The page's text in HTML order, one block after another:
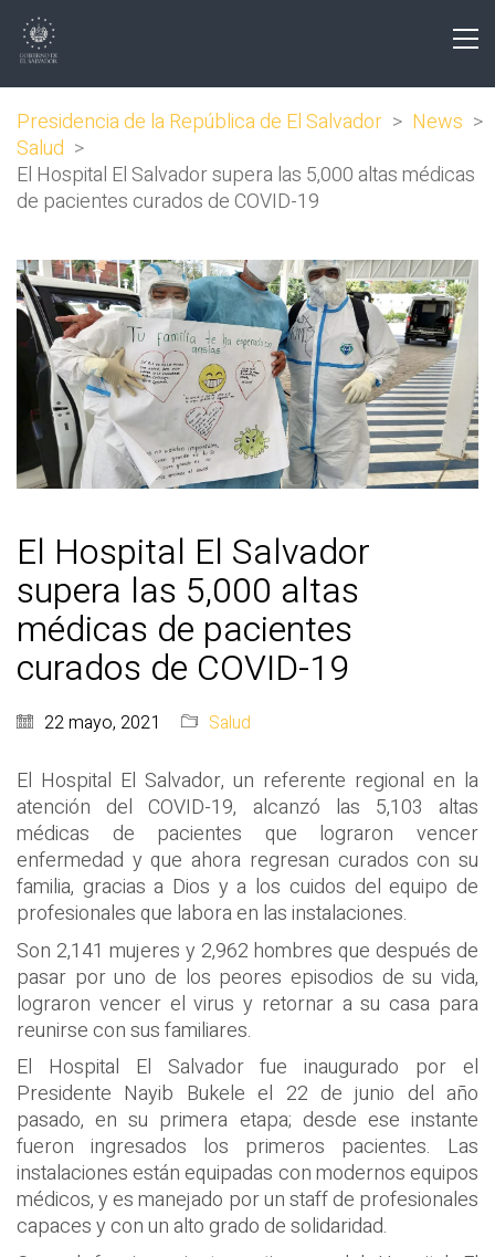
Presidencia de la República de El Salvador > News >
Salud >
El Hospital El Salvador supera las 5,000 altas médicas
de pacientes curados de COVID-19
El Hospital El Salvador
supera las 5,000 altas
médicas de pacientes
curados de COVID-19
22 mayo, 2021 Salud
El Hospital El Salvador, un referente regional en la
atención del COVID-19, alcanzó las 5,103 altas
médicas de pacientes que lograron vencer
enfermedad y que ahora regresan curados con su
familia, gracias a Dios y a los cuidos del equipo de
profesionales que labora en las instalaciones.
Son 2,141 mujeres y 2,962 hombres que después de
pasar por uno de los peores episodios de su vida,
lograron vencer el virus y retornar a su casa para
reunirse con sus familiares.
El Hospital El Salvador fue inaugurado por el
Presidente Nayib Bukele el 22 de junio del año
pasado, en su primera etapa; desde ese instante
fueron ingresados los primeros pacientes. Las
instalaciones están equipadas con modernos equipos
médicos, y es manejado por un staff de profesionales
capaces y con un alto grado de solidaridad.